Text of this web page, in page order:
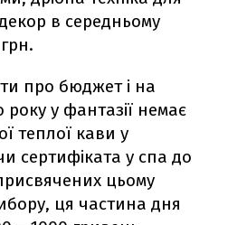
в середньому
про бюджет і на
року у фантазії немає
теплої кави у
сертифіката у спа до
цьому
ця частина дня